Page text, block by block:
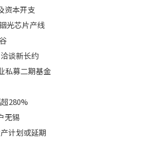
资本开支
光芯片产线
谈新长约
私募二期基金
280%
无锡
计划或延期